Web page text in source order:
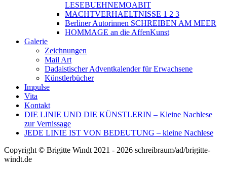
LESEBUEHNEMOABIT
MACHTVERHAELTNISSE 1 2 3
Berliner Autorinnen SCHREIBEN AM MEER
HOMMAGE an die AffenKunst
Galerie
Zeichnungen
Mail Art
Dadaistischer Adventkalender für Erwachsene
Künstlerbücher
Impulse
Vita
Kontakt
DIE LINIE UND DIE KÜNSTLERIN – Kleine Nachlese
zur Vernissage
JEDE LINIE IST VON BEDEUTUNG – kleine Nachlese
Copyright © Brigitte Windt 2021 - 2026 schreibraum/ad/brigitte-
windt.de